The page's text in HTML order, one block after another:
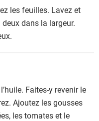
les feuilles. Lavez et
dans la largeur.
Faites-y revenir le
Ajoutez les gousses
les tomates et le